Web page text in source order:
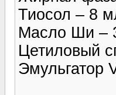
Тиосол – 8
Масло Ши –
Цетиловый
Эмульгатор